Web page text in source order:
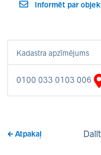
Informēt par
Kadastra apzīmējums
0100 033 0103 006
Atpakaļ